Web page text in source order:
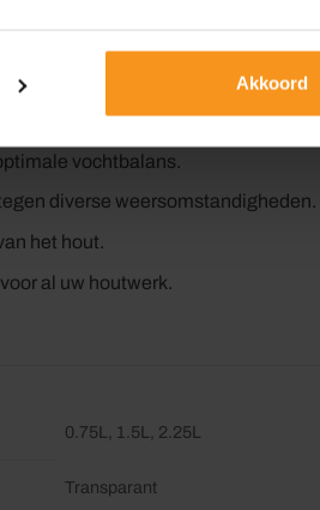
Akkoord
langdurige blootstelling aan
en professionele afwerking.
vochtbalans.
diverse weersomstandigheden.
het hout.
al uw houtwerk.
0.75L, 1.5L, 2.25L
Transparant